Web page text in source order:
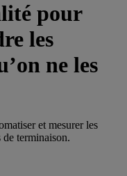
pour
les
ne les
et mesurer les
terminaison.